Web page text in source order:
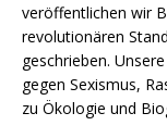
veröffentlichen wir
revolutionären
geschrieben.
gegen Sexismus,
zu Ökologie und